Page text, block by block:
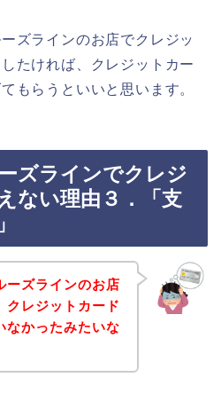
ズラインのお店でクレジッ
たければ、クレジットカー
もらうといいと思います。
ズラインでクレジ
ない理由３．「支
ーズラインのお店
クレジットカード
なかったみたいな